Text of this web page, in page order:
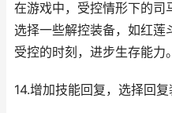
在游戏中，受控情形下的司
选择一些解控装备，如红莲
受控的时刻，进步生存能力。
14.增加技能回复，选择回